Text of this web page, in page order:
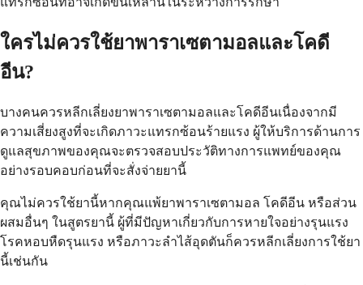
ใครไม่ควรใช้ยาพาราเซตามอลและโคดี
อีน?
บางคนควรหลีกเลี่ยงยาพาราเซตามอลและโคดีอีนเนื่องจากมี
ความเสี่ยงสูงที่จะเกิดภาวะแทรกซ้อนร้ายแรง ผู้ให้บริการด้านการ
ดูแลสุขภาพของคุณจะตรวจสอบประวัติทางการแพทย์ของคุณ
อย่างรอบคอบก่อนที่จะสั่งจ่ายยานี้
คุณไม่ควรใช้ยานี้หากคุณแพ้ยาพาราเซตามอล โคดีอีน หรือส่วน
ผสมอื่นๆ ในสูตรยานี้ ผู้ที่มีปัญหาเกี่ยวกับการหายใจอย่างรุนแรง
โรคหอบหืดรุนแรง หรือภาวะลำไส้อุดตันก็ควรหลีกเลี่ยงการใช้ยา
นี้เช่นกัน